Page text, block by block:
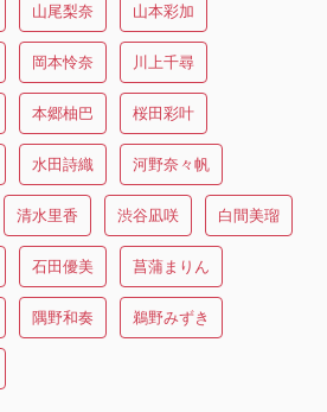
山尾梨奈 山本彩加
岡本怜奈 川上千尋
本郷柚巴 桜田彩叶
水田詩織 河野奈々帆
清水里香 渋谷凪咲 白間美瑠
石田優美 菖蒲まりん
隅野和奏 鵜野みずき